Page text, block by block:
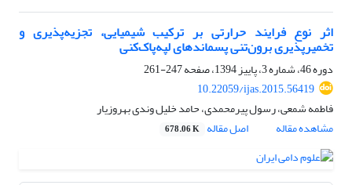
اثر نوع فرایند حرارتی بر ترکیب شیمیایی، تجزیه‌پذیری و
تخمیرپذیری برون‌تنی پسماندهای لپه‌پاک‌کنی
دوره 46، شماره 3، پاییز 1394، صفحه
247-261
10.22059/ijas.2015.56419
فاطمه شمعی، رسول پیرمحمدی، حامد خلیل وندی بهروزیار
مشاهده مقاله
اصل مقاله 678.06 K